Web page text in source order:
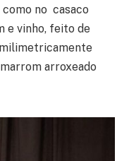
no casaco
e vinho, feito de
arroxeado